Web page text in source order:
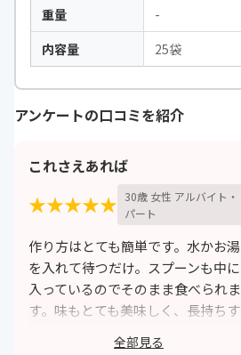
重量
-
内容量
25袋
アンケートの口コミを紹介
これさえあれば
★★★★★ 30歳 女性 アルバイト・
パート
作り方はとても簡単です。水かお湯
を入れて待つだけ。スプーンも中に
入っているのでそのまま食べられま
す。味もとても美味しく、長持ちす
全部見る